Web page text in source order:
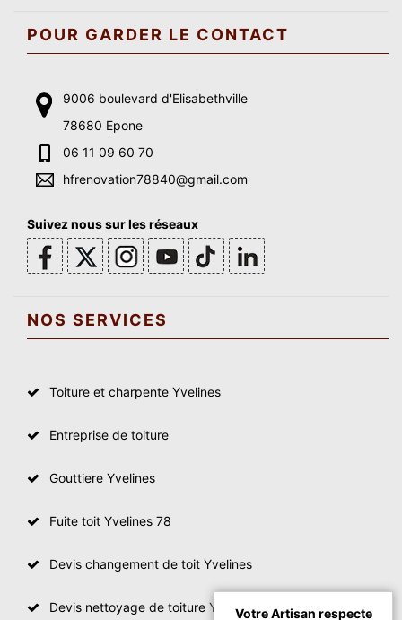
POUR GARDER LE CONTACT
9006 boulevard d'Elisabethville
78680 Epone
06 11 09 60 70
hfrenovation78840@gmail.com
Suivez nous sur les réseaux
NOS SERVICES
Toiture et charpente Yvelines
Entreprise de toiture
Gouttiere Yvelines
Fuite toit Yvelines 78
Devis changement de toit Yvelines
Devis nettoyage de toiture YvelinesVotre Artisan respecte